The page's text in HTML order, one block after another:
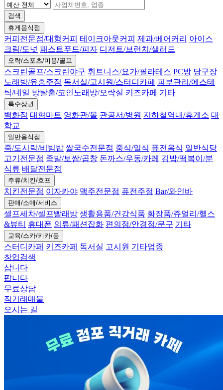
검색
휴게음식점
커피전문점/대형커피 테이크아웃커피 제과/베어커리 아이스
크림/도넛 패스트푸드/피자 디저트/브런치/샐러드
오락/스포츠/미용/골프
스크린골프/스크린야구 휘트니스/요가/필라테스 PC방 당구장
노래방/유흥주점 독서실/고시원/스터디카페 피부관리/에스테
틱/네일 방탈출/코인노래방/오락실 키즈카페 기타
특수상권
백화점 대형마트 영화관/몰 관공서/병원 지하철역내/휴게소 대
학교
일반음식점
죽/도시락/비빔밥 쌀국수전문점 중식/일식 퓨전음식 일반식당
고기전문점 족발/보쌈/곱창 돈까스/우동/카레 김밥/떡복이/분
식류 배달전문점
주류/치킨/호프
치킨전문점 이자카야 맥주전문점 퓨전주점 Bar/와인바
판매/소매/서비스
셀프세차/셀프빨래방 생활용품/건강식품 화장품/쥬얼리/헬스
&뷰티 휴대폰 의류/패션잡화 편의점/안경점/문구 기타
교육/스카/키카/등
스터디카페 키즈카페 독서실 고시원 기타업종
창업검색
삽니다
팝니다
무료상담
직거래매물
오시는 길